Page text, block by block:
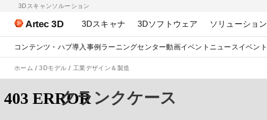
3Dスキャンソルーション
Artec 3D 3Dスキャナ 3Dソフトウェア ソリューション
コンテンツ・ハブ導入事例 ラーニングセンター動画イベント ニュースイベント
ホーム 3Dモデル 工業デザイン＆製造
クランクケース